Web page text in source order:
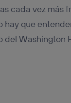
cada vez más
hay que
del Washington